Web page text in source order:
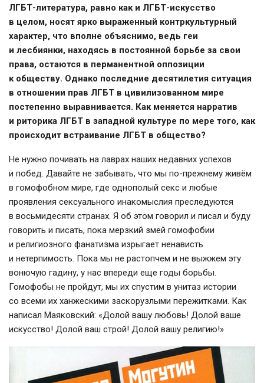
ЛГБТ-литература, равно как и ЛГБТ-искусство
в целом, носят ярко выраженный контркультурный
характер, что вполне объяснимо, ведь геи
и лесбиянки, находясь в постоянной борьбе за свои
права, остаются в перманентной оппозиции
к обществу. Однако последние десятилетия ситуация
в отношении прав ЛГБТ в цивилизованном мире
постепенно выравнивается. Как меняется нарратив
и риторика ЛГБТ в западной культуре по мере того, как
происходит встраивание ЛГБТ в общество?
Не нужно почивать на лаврах наших недавних успехов
и побед. Давайте не забывать, что мы по-прежнему живём
в гомофобном мире, где однополый секс и любые
проявления сексуального инакомыслия преследуются
в восьмидесяти странах. Я об этом говорил и писал и буду
говорить и писать, пока мерзкий змей гомофобии
и религиозного фанатизма изрыгает ненависть
и нетерпимость. Пока мы не растопчем и не выжжем эту
вонючую гадину, у нас впереди еще годы борьбы.
Гомофобы не пройдут, мы их спустим в унитаз истории
со всеми их ханжескими заскорузлыми пережитками. Как
написал Маяковский: «Долой вашу любовь! Долой ваше
искусство! Долой ваш строй! Долой вашу религию!»